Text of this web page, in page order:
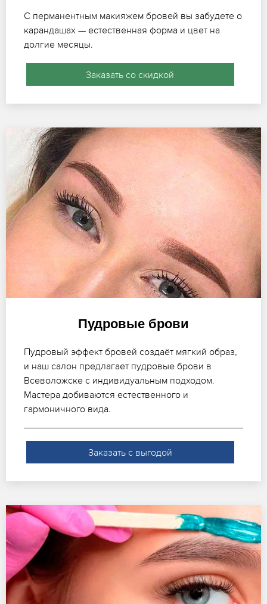
С перманентным макияжем бровей вы забудете о
карандашах — естественная форма и цвет на
долгие месяцы.
Заказать со скидкой
Пудровые брови
Пудровый эффект бровей создаёт мягкий образ,
и наш салон предлагает пудровые брови в
Всеволожске с индивидуальным подходом.
Мастера добиваются естественного и
гармоничного вида.
Заказать с выгодой